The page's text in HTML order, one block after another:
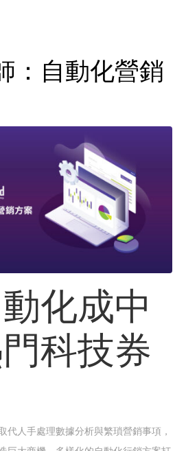
：自動化營銷
化成中
科技券
代人手處理數據分析與繁瑣營銷事項，